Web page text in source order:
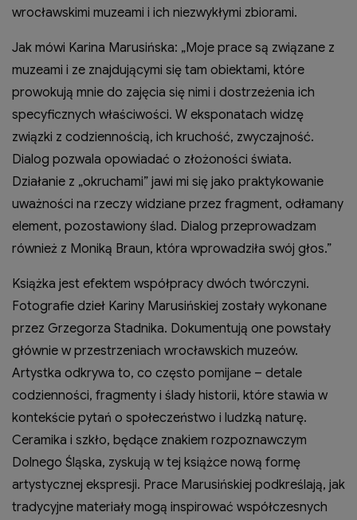
wrocławskimi muzeami i ich niezwykłymi zbiorami.
Jak mówi Karina Marusińska: „Moje prace są związane z
muzeami i ze znajdującymi się tam obiektami, które
prowokują mnie do zajęcia się nimi i dostrzeżenia ich
specyficznych właściwości. W eksponatach widzę
związki z codziennością, ich kruchość, zwyczajność.
Dialog pozwala opowiadać o złożoności świata.
Działanie z „okruchami” jawi mi się jako praktykowanie
uważności na rzeczy widziane przez fragment, odłamany
element, pozostawiony ślad. Dialog przeprowadzam
również z Moniką Braun, która wprowadziła swój głos.”
Książka jest efektem współpracy dwóch twórczyni.
Fotografie dzieł Kariny Marusińskiej zostały wykonane
przez Grzegorza Stadnika. Dokumentują one powstały
głównie w przestrzeniach wrocławskich muzeów.
Artystka odkrywa to, co często pomijane – detale
codzienności, fragmenty i ślady historii, które stawia w
kontekście pytań o społeczeństwo i ludzką naturę.
Ceramika i szkło, będące znakiem rozpoznawczym
Dolnego Śląska, zyskują w tej książce nową formę
artystycznej ekspresji. Prace Marusińskiej podkreślają, jak
tradycyjne materiały mogą inspirować współczesnych